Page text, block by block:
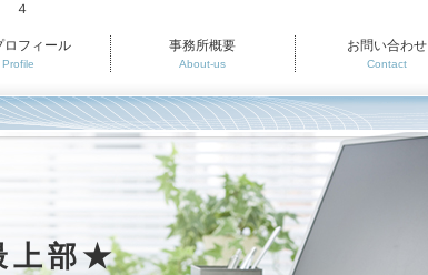
４
ロフィール
Profile
事務所概要
About-us
お問い合わせ
Contact
上部★